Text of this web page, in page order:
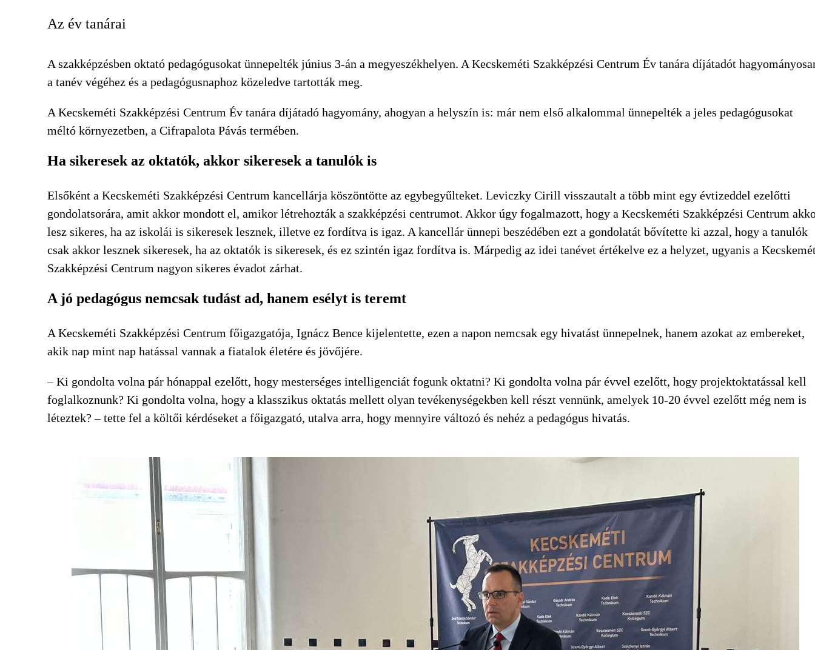
Az év tanárai
A szakképzésben oktató pedagógusokat ünnepelték június 3-án a megyeszékhelyen. A Kecskeméti Szakképzési Centrum Év tanára díjátadót
a tanév végéhez és a pedagógusnaphoz közeledve tartották meg.
A Kecskeméti Szakképzési Centrum Év tanára díjátadó hagyomány, ahogyan a helyszín is: már nem első alkalommal ünnepelték a jeles pedagógusokat
méltó környezetben, a Cifrapalota Pávás termében.
Ha sikeresek az oktatók, akkor sikeresek a tanulók is
Elsőként a Kecskeméti Szakképzési Centrum kancellárja köszöntötte az egybegyűlteket. Leviczky Cirill visszautalt a több mint egy évtizeddel ezelőtti
gondolatsorára, amit akkor mondott el, amikor létrehozták a szakképzési centrumot. Akkor úgy fogalmazott, hogy a Kecskeméti Szakképzési Centrum
lesz sikeres, ha az iskolái is sikeresek lesznek, illetve ez fordítva is igaz. A kancellár ünnepi beszédében ezt a gondolatát bővítette ki azzal, hogy a tanulók
csak akkor lesznek sikeresek, ha az oktatók is sikeresek, és ez szintén igaz fordítva is. Márpedig az idei tanévet értékelve ez a helyzet, ugyanis a
Szakképzési Centrum nagyon sikeres évadot zárhat.
A jó pedagógus nemcsak tudást ad, hanem esélyt is teremt
A Kecskeméti Szakképzési Centrum főigazgatója, Ignácz Bence kijelentette, ezen a napon nemcsak egy hivatást ünnepelnek, hanem azokat az embereket,
akik nap mint nap hatással vannak a fiatalok életére és jövőjére.
– Ki gondolta volna pár hónappal ezelőtt, hogy mesterséges intelligenciát fogunk oktatni? Ki gondolta volna pár évvel ezelőtt, hogy projektoktatással kell
foglalkoznunk? Ki gondolta volna, hogy a klasszikus oktatás mellett olyan tevékenységekben kell részt vennünk, amelyek 10-20 évvel ezelőtt még nem is
léteztek? – tette fel a költői kérdéseket a főigazgató, utalva arra, hogy mennyire változó és nehéz a pedagógus hivatás.